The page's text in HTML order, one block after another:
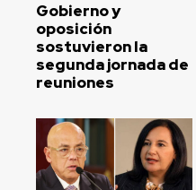
Gobierno y
oposición
sostuvieron la
segunda jornada de
reuniones